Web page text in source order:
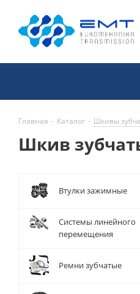
Главная - Каталог - Шкивы
Шкив
Втулки зажимные
Системы линейного
перемещения
Ремни зубчатые